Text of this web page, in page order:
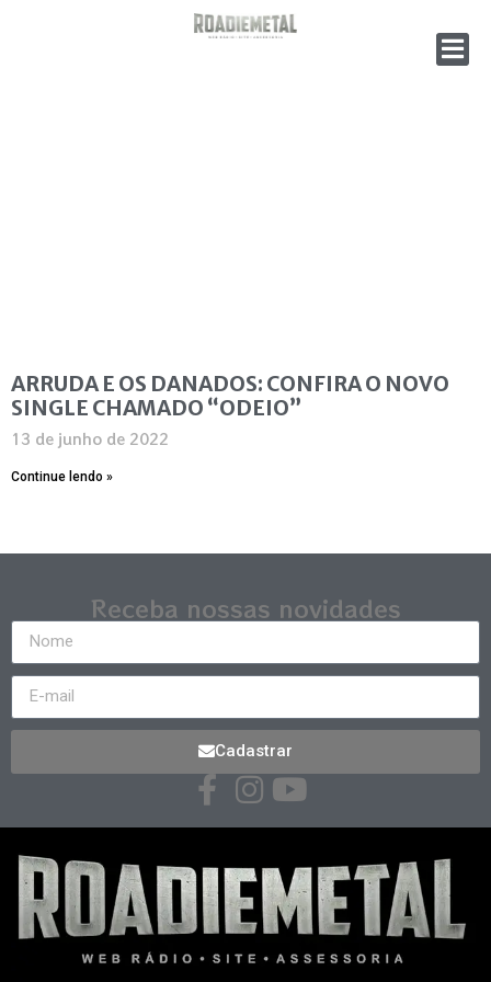
ARRUDA E OS DANADOS: CONFIRA O NOVO
SINGLE CHAMADO “ODEIO”
13 de junho de 2022
Continue lendo »
Receba nossas novidades
Cadastrar